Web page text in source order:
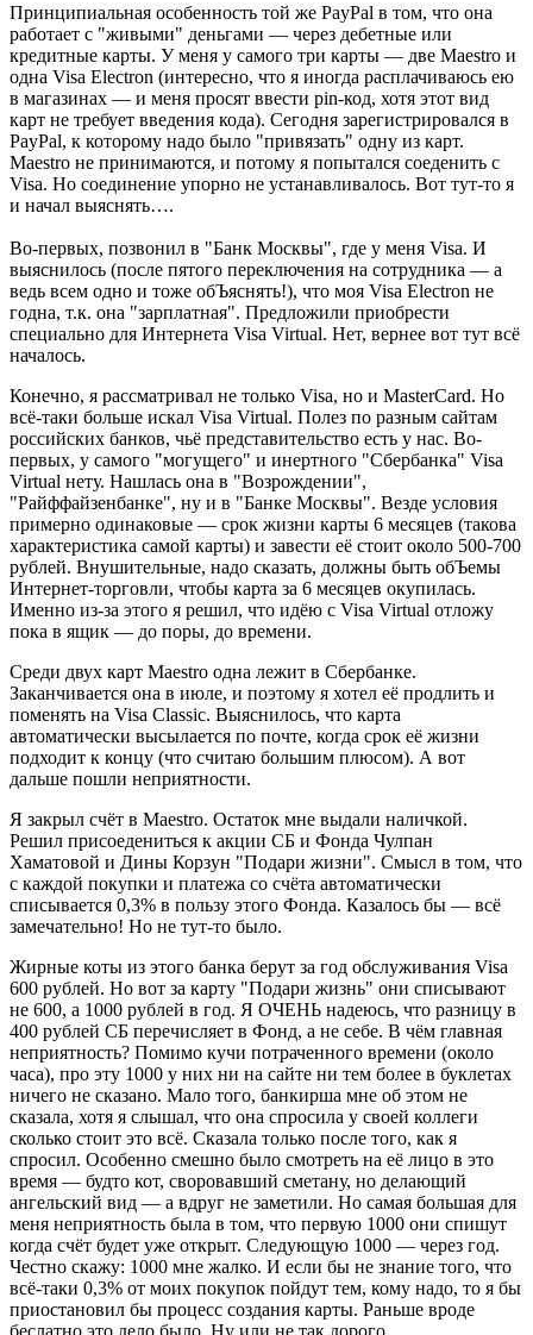
Принципиальная особенность той же PayPal в том, что она
работает с "живыми" деньгами — через дебетные или
кредитные карты. У меня у самого три карты — две Maestro и
одна Visa Electron (интересно, что я иногда расплачиваюсь ею
в магазинах — и меня просят ввести pin-код, хотя этот вид
карт не требует введения кода). Сегодня зарегистрировался в
PayPal, к которому надо было "привязать" одну из карт.
Maestro не принимаются, и потому я попытался соеденить с
Visa. Но соединение упорно не устанавливалось. Вот тут-то я
и начал выяснять….
Во-первых, позвонил в "Банк Москвы", где у меня Visa. И
выяснилось (после пятого переключения на сотрудника — а
ведь всем одно и тоже обЪяснять!), что моя Visa Electron не
годна, т.к. она "зарплатная". Предложили приобрести
специально для Интернета Visa Virtual. Нет, вернее вот тут всё
началось.
Конечно, я рассматривал не только Visa, но и MasterCard. Но
всё-таки больше искал Visa Virtual. Полез по разным сайтам
российских банков, чьё представительство есть у нас. Во-
первых, у самого "могущего" и инертного "Сбербанка" Visa
Virtual нету. Нашлась она в "Возрождении",
"Райффайзенбанке", ну и в "Банке Москвы". Везде условия
примерно одинаковые — срок жизни карты 6 месяцев (такова
характеристика самой карты) и завести её стоит около 500-700
рублей. Внушительные, надо сказать, должны быть обЪемы
Интернет-торговли, чтобы карта за 6 месяцев окупилась.
Именно из-за этого я решил, что идёю с Visa Virtual отложу
пока в ящик — до поры, до времени.
Среди двух карт Maestro одна лежит в Сбербанке.
Заканчивается она в июле, и поэтому я хотел её продлить и
поменять на Visa Classic. Выяснилось, что карта
автоматически высылается по почте, когда срок её жизни
подходит к концу (что считаю большим плюсом). А вот
дальше пошли неприятности.
Я закрыл счёт в Maestro. Остаток мне выдали наличкой.
Решил присоедениться к акции СБ и Фонда Чулпан
Хаматовой и Дины Корзун "Подари жизни". Смысл в том, что
с каждой покупки и платежа со счёта автоматически
списывается 0,3% в пользу этого Фонда. Казалось бы — всё
замечательно! Но не тут-то было.
Жирные коты из этого банка берут за год обслуживания Visa
600 рублей. Но вот за карту "Подари жизнь" они списывают
не 600, а 1000 рублей в год. Я ОЧЕНЬ надеюсь, что разницу в
400 рублей СБ перечисляет в Фонд, а не себе. В чём главная
неприятность? Помимо кучи потраченного времени (около
часа), про эту 1000 у них ни на сайте ни тем более в буклетах
ничего не сказано. Мало того, банкирша мне об этом не
сказала, хотя я слышал, что она спросила у своей коллеги
сколько стоит это всё. Сказала только после того, как я
спросил. Особенно смешно было смотреть на её лицо в это
время — будто кот, своровавший сметану, но делающий
ангельский вид — а вдруг не заметили. Но самая большая для
меня неприятность была в том, что первую 1000 они спишут
когда счёт будет уже открыт. Следующую 1000 — через год.
Честно скажу: 1000 мне жалко. И если бы не знание того, что
всё-таки 0,3% от моих покупок пойдут тем, кому надо, то я бы
приостановил бы процесс создания карты. Раньше вроде
беслатно это дело было. Ну или не так дорого.